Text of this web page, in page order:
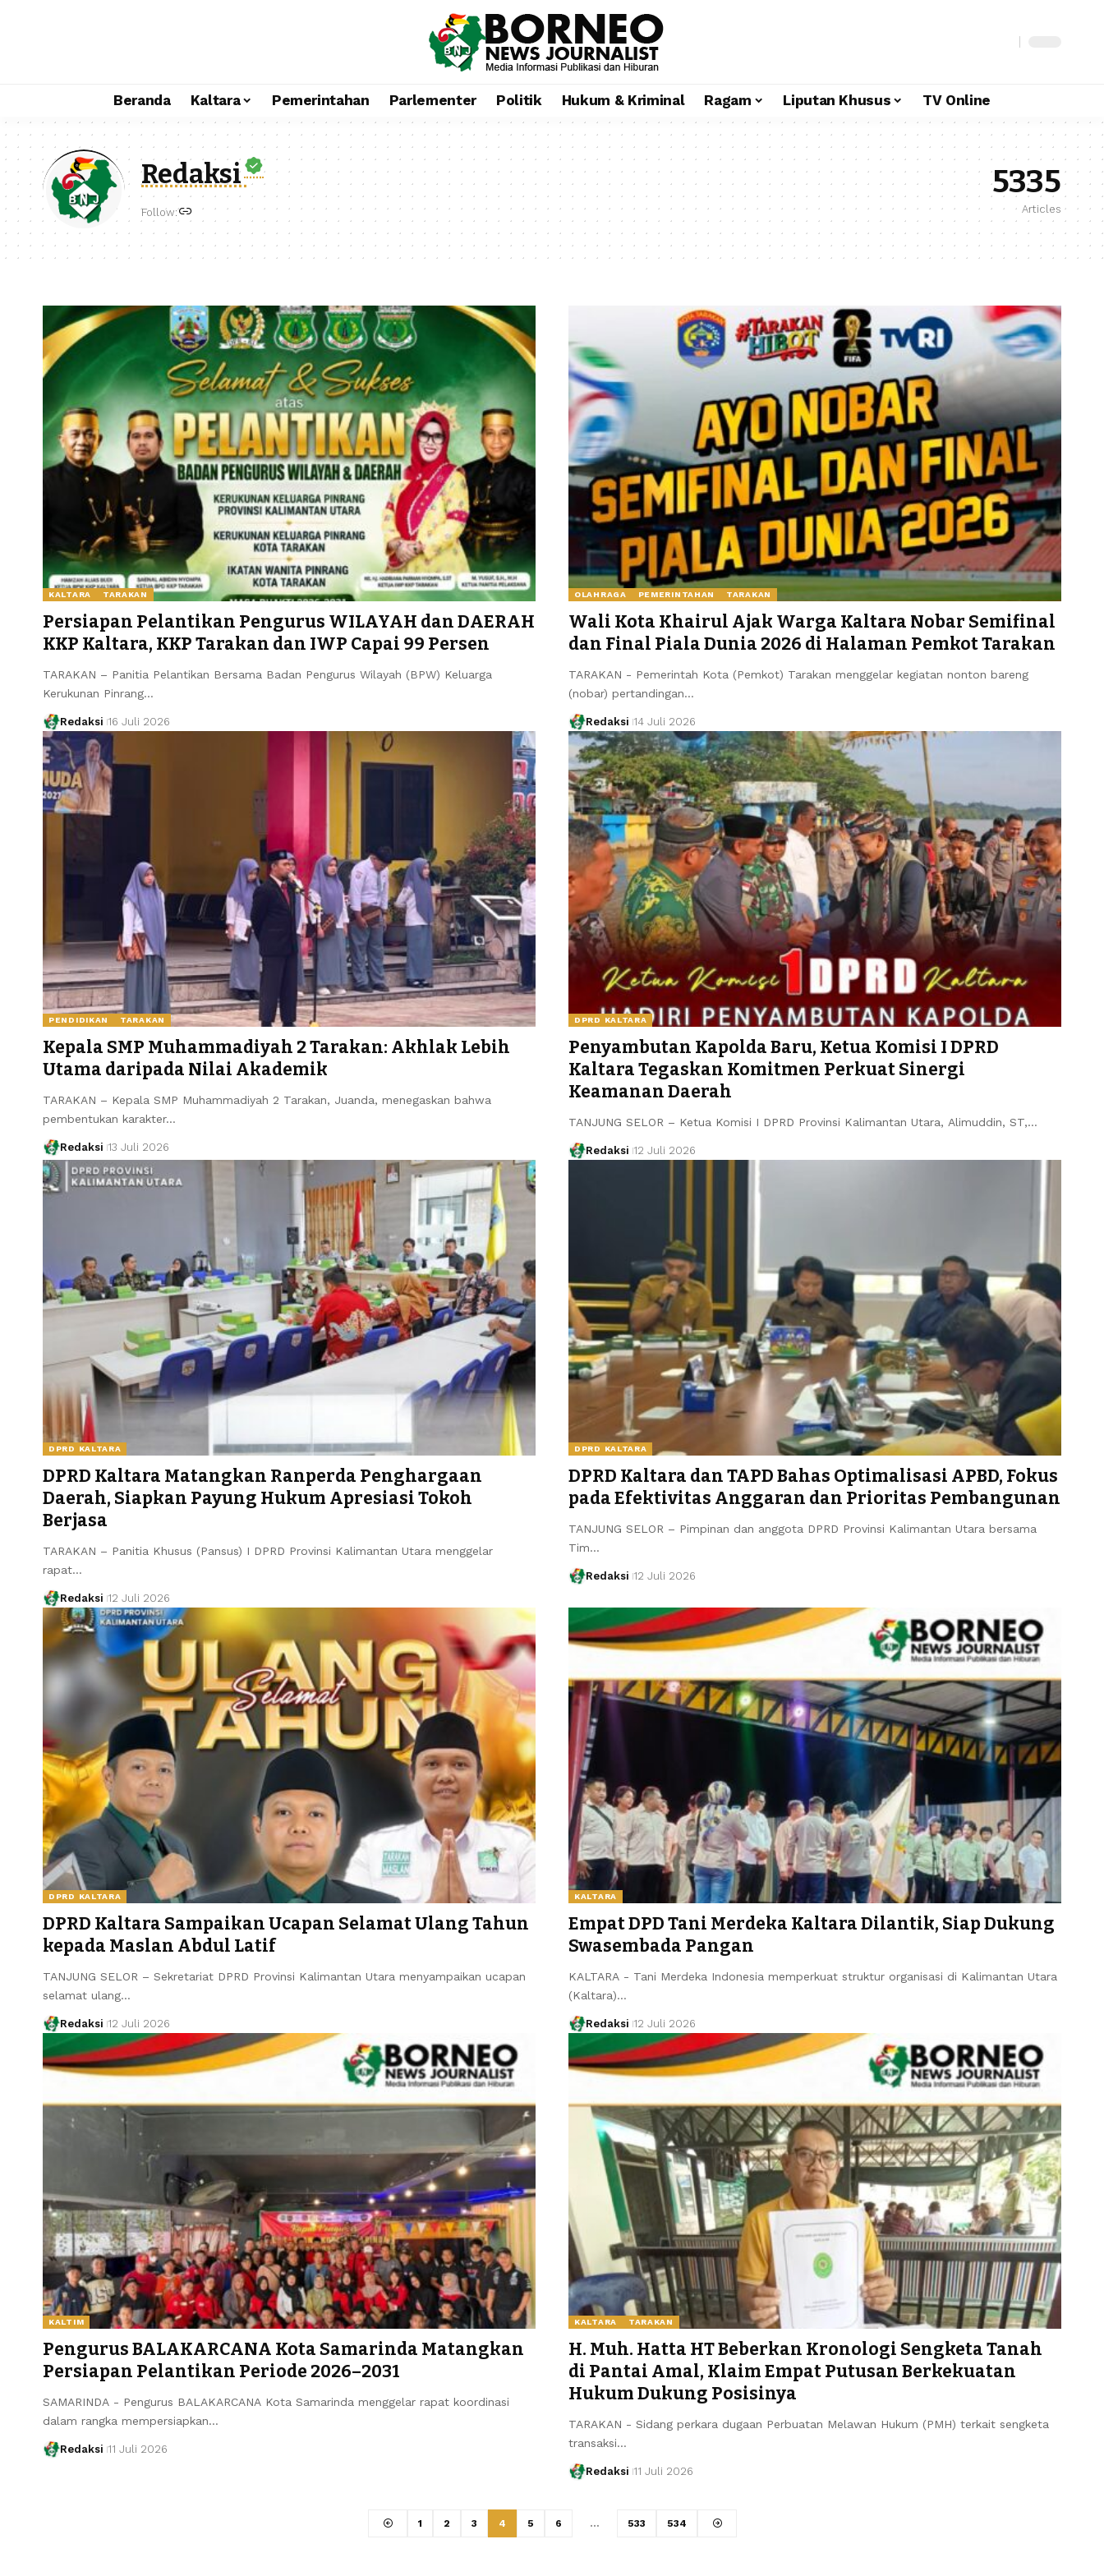
Beranda Kaltara Pemerintahan Parlementer Politik Hukum & Kriminal Ragam Liputan Khusus TV Online
Redaksi
Follow:
5335
Articles
KALTARA TARAKAN
Persiapan Pelantikan Pengurus WILAYAH dan DAERAH
KKP Kaltara, KKP Tarakan dan IWP Capai 99 Persen
TARAKAN – Panitia Pelantikan Bersama Badan Pengurus Wilayah (BPW) Keluarga
Kerukunan Pinrang…
Redaksi 16 Juli 2026
OLAHRAGA PEMERINTAHAN TARAKAN
Wali Kota Khairul Ajak Warga Kaltara Nobar Semifinal
dan Final Piala Dunia 2026 di Halaman Pemkot Tarakan
TARAKAN - Pemerintah Kota (Pemkot) Tarakan menggelar kegiatan nonton bareng
(nobar) pertandingan…
Redaksi 14 Juli 2026
PENDIDIKAN TARAKAN
Kepala SMP Muhammadiyah 2 Tarakan: Akhlak Lebih
Utama daripada Nilai Akademik
TARAKAN – Kepala SMP Muhammadiyah 2 Tarakan, Juanda, menegaskan bahwa
pembentukan karakter…
Redaksi 13 Juli 2026
DPRD KALTARA
Penyambutan Kapolda Baru, Ketua Komisi I DPRD
Kaltara Tegaskan Komitmen Perkuat Sinergi
Keamanan Daerah
TANJUNG SELOR – Ketua Komisi I DPRD Provinsi Kalimantan Utara, Alimuddin, ST,…
Redaksi 12 Juli 2026
DPRD KALTARA
DPRD Kaltara Matangkan Ranperda Penghargaan
Daerah, Siapkan Payung Hukum Apresiasi Tokoh
Berjasa
TARAKAN – Panitia Khusus (Pansus) I DPRD Provinsi Kalimantan Utara menggelar
rapat…
Redaksi 12 Juli 2026
DPRD KALTARA
DPRD Kaltara dan TAPD Bahas Optimalisasi APBD, Fokus
pada Efektivitas Anggaran dan Prioritas Pembangunan
TANJUNG SELOR – Pimpinan dan anggota DPRD Provinsi Kalimantan Utara bersama
Tim…
Redaksi 12 Juli 2026
DPRD KALTARA
DPRD Kaltara Sampaikan Ucapan Selamat Ulang Tahun
kepada Maslan Abdul Latif
TANJUNG SELOR – Sekretariat DPRD Provinsi Kalimantan Utara menyampaikan ucapan
selamat ulang…
Redaksi 12 Juli 2026
KALTARA
Empat DPD Tani Merdeka Kaltara Dilantik, Siap Dukung
Swasembada Pangan
KALTARA - Tani Merdeka Indonesia memperkuat struktur organisasi di Kalimantan Utara
(Kaltara)…
Redaksi 12 Juli 2026
KALTIM
Pengurus BALAKARCANA Kota Samarinda Matangkan
Persiapan Pelantikan Periode 2026–2031
SAMARINDA - Pengurus BALAKARCANA Kota Samarinda menggelar rapat koordinasi
dalam rangka mempersiapkan…
Redaksi 11 Juli 2026
KALTARA TARAKAN
H. Muh. Hatta HT Beberkan Kronologi Sengketa Tanah
di Pantai Amal, Klaim Empat Putusan Berkekuatan
Hukum Dukung Posisinya
TARAKAN - Sidang perkara dugaan Perbuatan Melawan Hukum (PMH) terkait sengketa
transaksi…
Redaksi 11 Juli 2026
1 2 3 4 5 6 … 533 534